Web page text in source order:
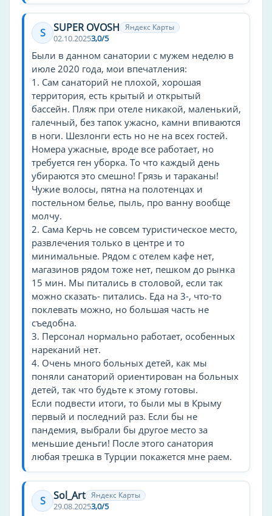
оздоровительный комплекс
медицинский центр
Пляжная линия
1-я линия
Тип пляжа
галечный
Спорт
бадминтон
волейбол
настольный теннис
теннисный корт
футбол
Прокат
машин
Оборудование для кухни
чайник
Тип лагеря
база отдыха
городской
санаторий
игровой
Особенности заведения
бесплатная парковка
На пляже есть
S SUPER OVOSH Яндекс Карты
02.10.20253,0/5
Были в данном санатории с мужем неделю в
июле 2020 года, мои впечатления:
1. Сам санаторий не плохой, хорошая
территория, есть крытый и открытый
бассейн. Пляж при отеле никакой, маленький,
галечный, без тапок ужасно, камни впиваются
в ноги. Шезлонги есть но не на всех гостей.
Номера ужасные, вроде все работает, но
требуется ген уборка. То что каждый день
убираются это смешно! Грязь и тараканы!
Чужие волосы, пятна на полотенцах и
постельном белье, пыль, про ванну вообще
молчу.
2. Сама Керчь не совсем туристическое место,
развлечения только в центре и то
минимальные. Рядом с отелем кафе нет,
магазинов рядом тоже нет, пешком до рынка
15 мин. Мы питались в столовой, если так
можно сказать- питались. Еда на 3-, что-то
поклевать можно, но большая часть не
съедобна.
3. Персонал нормально работает, особенных
нареканий нет.
4. Очень много больных детей, как мы
поняли санаторий ориентирован на больных
детей, так что будьте к этому готовы.
Если подвести итоги, то были мы в Крыму
первый и последний раз. Если бы не
пандемия, выбрали бы другое место за
меньшие деньги! После этого санатория
любая трешка в Турции покажется мне раем.
S Sol_Art Яндекс Карты
29.08.20253,0/5